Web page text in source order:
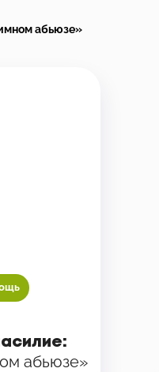
абьюзе»
абьюзе»